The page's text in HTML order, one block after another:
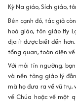
Bên cạnh đó, tác giả
hoả giáo, tôn giáo Hy
địa ít được biết đến
tổng quan, toàn diện
Với mỗi tín ngưỡng,
và nền tảng giáo lý
mà họ đưa ra về vũ trụ,
về Chúa hoặc về một
hoặc giác ngộ”